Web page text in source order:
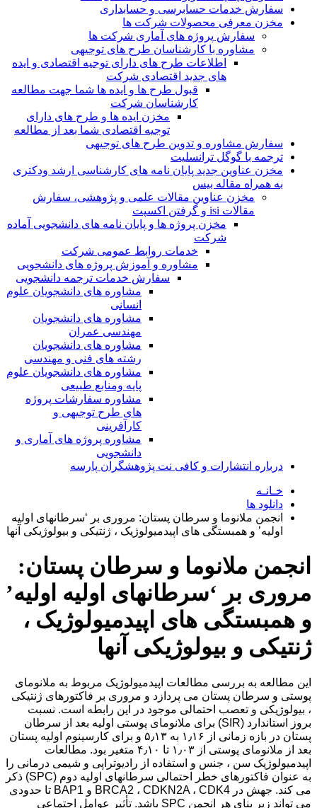
سفارش خدمات حسابرسی و حسابداری
مخزن معرفی محصولات شرکت ها
سفارش پروژه های آماری شرکت ها
مشاوره با کارشناسان طرح های توجیهی
اطلاعات طرح های دارای توجیه اقتصادی و ایده
های جدید اقتصادی شرکت
قبول طرح ها و ایده ها شما جهت مطالعه
کارشناسان شرکت
مخزن ایده ها و طرح های دارای
توجیه اقتصادی شما بعد از مطالعه
سفارش مشاوره و تدوین طرح های توجیهی
ترجمه با گوگل ترانسلیت
مخزن عناوین جدید پایان نامه های کارشناسی ارشد ودکتری
به همراه مقاله بیس
مخزن عناوین مقالات علمی و پژوهشی، سفارش
مقالات isi و گرفتن اکسپت
مخزن پروژه ها و پایان نامه های دانشجویی آماده
شرکت
خدمات روابط عمومی شرکت
مشاوره و آموزش پروژه های دانشجویی
سفارش خدمات ترجمه دانشجویی
مشاوره های دانشجویان علوم
انسانی
مشاوره های دانشجویان
مهندسی عمران
مشاوره های دانشجویان
رشته های فنی و مهندسی
مشاوره های دانشجویان علوم
پایه ومنابع طبیعی
مشاوره سفارشات پروژه
های طرح توجیهی و
کارآفرینی
مشاوره پروژه های آماری و
دانشجویی
درباره انتشارات و کافی نت پژوهشگران پارسه
خـانـه
دانلود ها
انجمن ملانوما و سرطان پستان: مروری بر ‘سرطانهای اولیه
اولیه’ و همبستگی های اپیدمیولوژیک ، ژنتیکی و بیولوژیکی آنها
انجمن ملانوما و سرطان پستان:
مروری بر ‘سرطانهای اولیه اولیه’
و همبستگی های اپیدمیولوژیک ،
ژنتیکی و بیولوژیکی آنها
این مطالعه به بررسی مطالعات اپیدمیولوژیک مربوط به ملانومای
پوستی و سرطان پستان می پردازد و مروری بر فاکتورهای ژنتیکی
، بیولوژیکی و تعصب احتمالی موجود در این رابطه است. نسبت
بروز استاندارد (SIR) برای ملانومای پوستی اولیه بعد از سرطان
پستان در بازه زمانی از ۱٫۱۶ به ۵٫۱۳ و برای کارسینوم اولیه پستان
بعد از ملانومای پوستی از ۱٫۰۳ تا ۴٫۱۰ متغیر بود. مطالعات
اپیدمیولوژیک سن ، جنس و استفاده از رادیوتراپی و شیمی درمانی را
به عنوان فاکتورهای خطر احتمالی سرطانهای اولیه دوم (SPC) ذکر
می کند. جهش در BRCA2 ، CDKN2A ، CDK4 و BAP1 تا حدودی
می تواند زیر بنای هر انجمن SPC باشد. تأثیر عوامل اجتماعی